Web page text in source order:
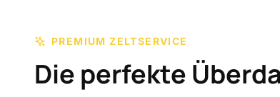
PREMIUM ZELTSERVICE
Die perfekte